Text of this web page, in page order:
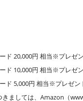
ド 20,000円 相当※プレゼ
ド 10,000円 相当※プレゼ
ド 5,000円 相当※プレゼン
ましては、Amazon（